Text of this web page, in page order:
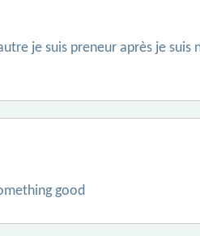
je suis preneur après je suis
good